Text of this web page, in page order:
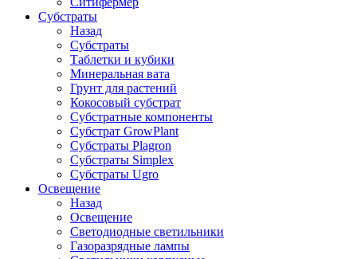
Субстраты
Назад
Субстраты
Таблетки и кубики
Минеральная вата
Грунт для растений
Кокосовый субстрат
Субстратные компоненты
Субстрат GrowPlant
Субстраты Plagron
Субстраты Simplex
Субстраты Ugro
Освещение
Назад
Освещение
Светодиодные светильники
Газоразрядные лампы